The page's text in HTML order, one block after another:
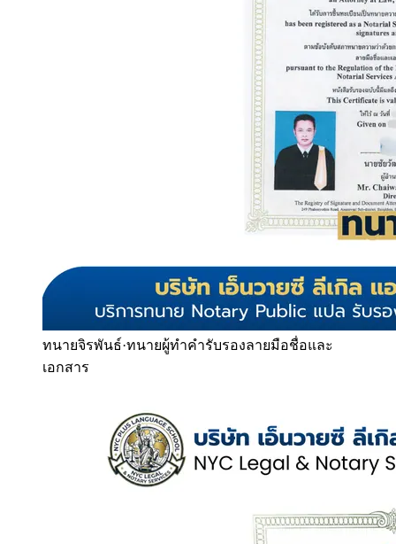
ทนายจิรพันธ์·ทนายผู้ทำคำรับรองลายมือชื่อและ
เอกสาร